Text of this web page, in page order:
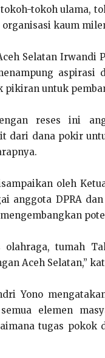
tokoh ulama,
kaum
Selatan Irwandi
aspirasi
untuk
reses ini
dari dana pokir
oleh
anggota DPRA
olahraga, tumah
Aceh Selatan,”
Yono
elemen
tugas